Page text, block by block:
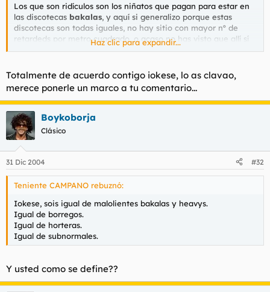
Los que son ridículos son los niñatos que pagan para estar en
las discotecas bakalas, y aquí si generalizo porque estas
discotecas son todas iguales, no hay sitio con mayor nº de
retardeds por metro cuadrado, o acaso no has visto que allí sí
que saltan como subnormales o cómo actúan de forma
y no me estoy metiendo con la música q le mola a los bakalas,
cada uno escucha lo que le sale de los cohjones, me meto con
su forma de actuar,
y claro, si uno no es bakala es un heavy maloliente...
Haz clic para expandir...
Totalmente de acuerdo contigo iokese, lo as clavao,
merece ponerle un marco a tu comentario...
Boykoborja
Clásico
31 Dic 2004 #32
Teniente CAMPANO rebuznó:
Iokese, sois igual de malolientes bakalas y heavys.
Igual de borregos.
Igual de horteras.
Igual de subnormales.
Y usted como se define??